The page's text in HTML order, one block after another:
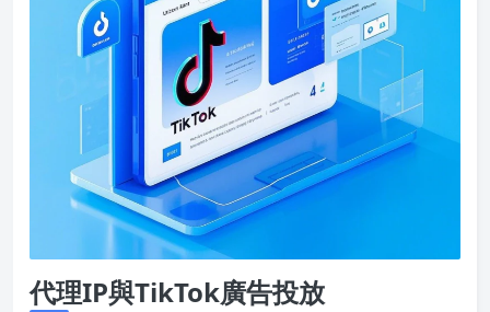
代理IP與TikTok廣告投放